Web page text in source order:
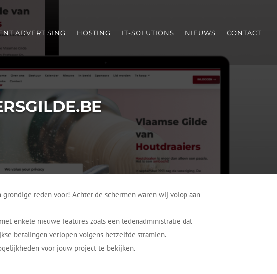
ADVERTISING HOSTING IT-SOLUTIONS NIEUWS CONTACT
reden voor! Achter de schermen waren wij volop aan
enkele nieuwe features zoals een ledenadministratie dat
betalingen verlopen volgens hetzelfde stramien.
voor jouw project te bekijken.